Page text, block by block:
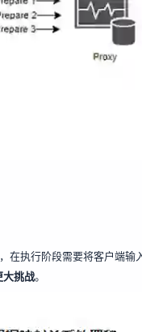
在执行阶段需要将客户端
挑战。